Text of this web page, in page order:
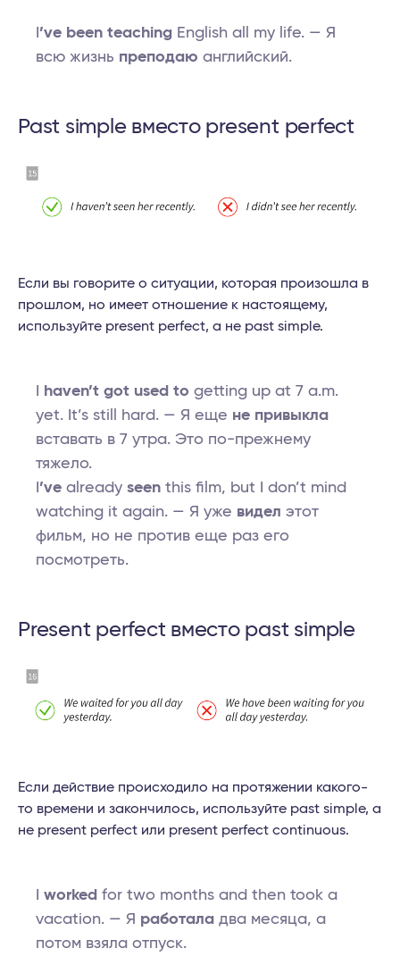
’ve been teaching English all my life. — Я
всю жизнь преподаю английский.
Past simple вместо present perfect
Если вы говорите о ситуации, которая произошла в
прошлом, но имеет отношение к настоящему,
используйте present perfect, а не past simple.
haven’t got used to getting up at 7 a.m.
yet. It’s still hard. — Я еще не привыкла
вставать в 7 утра. Это по-прежнему
тяжело.
’ve already seen this film, but I don’t mind
watching it again. — Я уже видел этот
фильм, но не против еще раз его
посмотреть.
Present perfect вместо past simple
Если действие происходило на протяжении какого-
то времени и закончилось, используйте past simple, а
не present perfect или present perfect continuous.
worked for two months and then took a
vacation. — Я работала два месяца, а
потом взяла отпуск.